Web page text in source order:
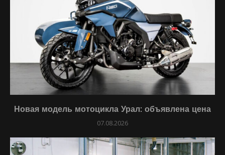
Новая модель мотоцикла Урал: объявлена цена
07.08.2026